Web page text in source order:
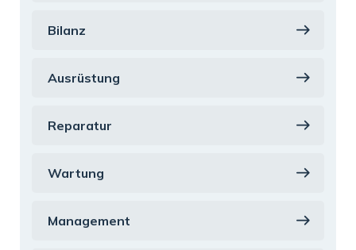
Bilanz
Ausrüstung
Reparatur
Wartung
Management